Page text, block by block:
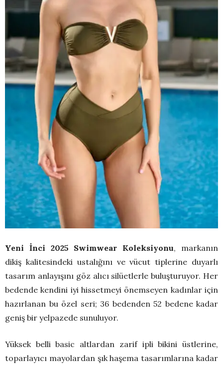
Yeni İnci 2025 Swimwear Koleksiyonu, markanın
dikiş kalitesindeki ustalığını ve vücut tiplerine duyarlı
tasarım anlayışını göz alıcı silüetlerle buluşturuyor. Her
bedende kendini iyi hissetmeyi önemseyen kadınlar için
hazırlanan bu özel seri; 36 bedenden 52 bedene kadar
geniş bir yelpazede sunuluyor.
Yüksek belli basic altlardan zarif ipli bikini üstlerine,
toparlayıcı mayolardan şık haşema tasarımlarına kadar